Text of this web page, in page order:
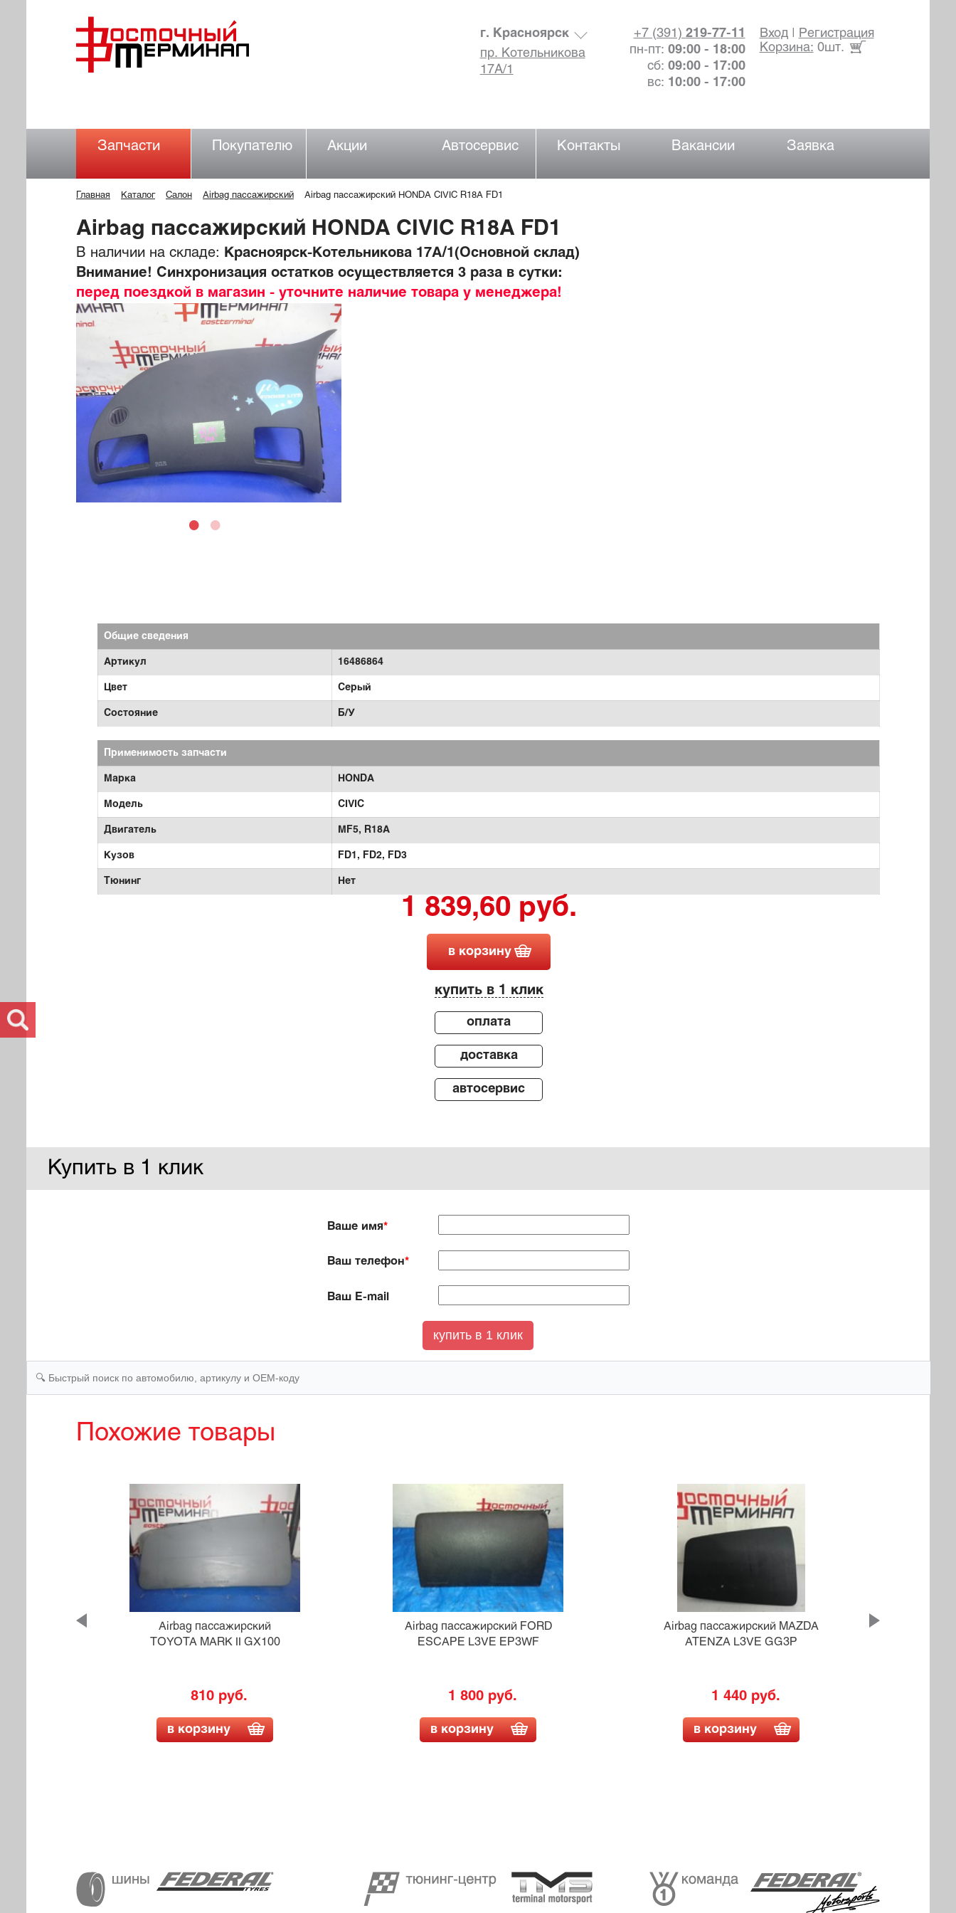
Вход|
Регистрация
Корзина: 0шт.
+7 (391) 219-77-11
пн-пт: 09:00 - 18:00
сб: 09:00 - 17:00
вс: 10:00 - 17:00
г. Красноярск
пр. Котельникова
17А/1
Запчасти Покупателю Акции Автосервис Контакты Вакансии Заявка
Главная Каталог Салон Airbag пассажирский Airbag пассажирский HONDA CIVIC R18A FD1
Airbag пассажирский HONDA CIVIC R18A FD1
В наличии на складе:
Красноярск-Котельникова 17А/1(Основной склад)
Внимание! Синхронизация остатков осуществляется 3 раза в сутки:
перед поездкой в магазин - уточните наличие товара у менеджера!
Общие сведения
Артикул 16486864
Цвет Серый
Состояние Б/У
Применимость запчасти
Марка HONDA
Модель CIVIC
Двигатель MF5, R18A
Кузов FD1, FD2, FD3
Тюнинг Нет
1 839,60 руб.
в корзину
купить в 1 клик
оплата
доставка
автосервис
Купить в 1 клик
Ваше имя*
Ваш телефон*
Ваш E-mail
Похожие товары
Airbag пассажирский
TOYOTA MARK II GX100
810 руб.
в корзину
Airbag пассажирский FORD
ESCAPE L3VE EP3WF
1 800 руб.
в корзину
Airbag пассажирский MAZDA
ATENZA L3VE GG3P
1 440 руб.
в корзину